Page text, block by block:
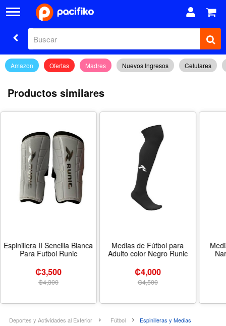
Amazon Ofertas Madres Nuevos Ingresos Celulares
Productos similares
Espinillera II Sencilla Blanca
Para Futbol Runic
₡3,500
₡4,300
Medias de Fútbol para
Adulto color Negro Runic
₡4,000
₡4,500
Deportes y Actividades al Exterior Fútbol Espinilleras y Medias